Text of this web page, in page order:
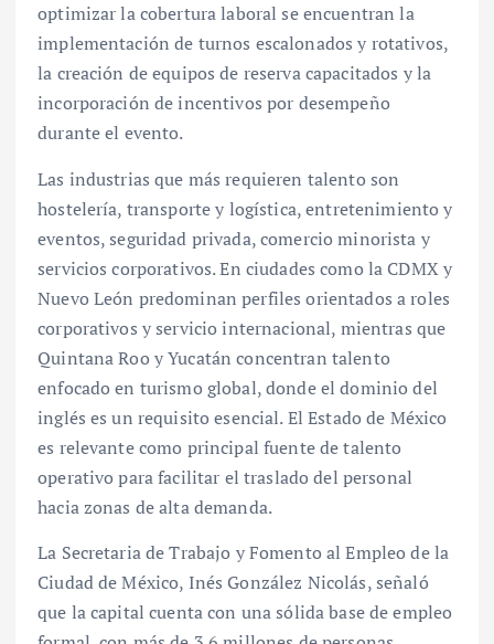
optimizar la cobertura laboral se encuentran la
implementación de turnos escalonados y rotativos,
la creación de equipos de reserva capacitados y la
incorporación de incentivos por desempeño
durante el evento.
Las industrias que más requieren talento son
hostelería, transporte y logística, entretenimiento y
eventos, seguridad privada, comercio minorista y
servicios corporativos. En ciudades como la CDMX y
Nuevo León predominan perfiles orientados a roles
corporativos y servicio internacional, mientras que
Quintana Roo y Yucatán concentran talento
enfocado en turismo global, donde el dominio del
inglés es un requisito esencial. El Estado de México
es relevante como principal fuente de talento
operativo para facilitar el traslado del personal
hacia zonas de alta demanda.
La Secretaria de Trabajo y Fomento al Empleo de la
Ciudad de México, Inés González Nicolás, señaló
que la capital cuenta con una sólida base de empleo